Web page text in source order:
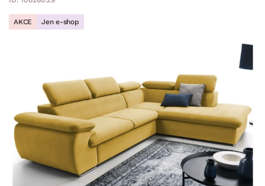
AKCE Jen e-shop